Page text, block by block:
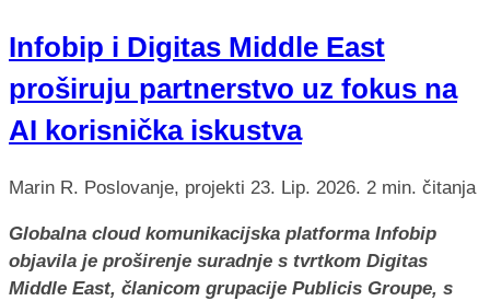
Infobip i Digitas Middle East
proširuju partnerstvo uz fokus na
AI korisnička iskustva
Marin R. Poslovanje, projekti 23. Lip. 2026. 2 min. čitanja
Globalna cloud komunikacijska platforma Infobip
objavila je proširenje suradnje s tvrtkom Digitas
Middle East, članicom grupacije Publicis Groupe, s